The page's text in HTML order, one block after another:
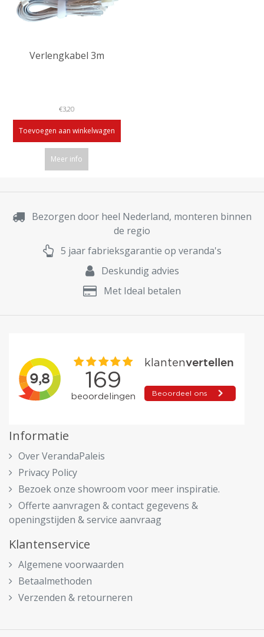
Verlengkabel 3m
€3,20
Toevoegen aan winkelwagen
Meer info
Bezorgen door heel Nederland, monteren binnen
de regio
5 jaar fabrieksgarantie op veranda's
Deskundig advies
Met Ideal betalen
Informatie
Over VerandaPaleis
Privacy Policy
Bezoek onze showroom voor meer inspiratie.
Offerte aanvragen & contact gegevens &
openingstijden & service aanvraag
Klantenservice
Algemene voorwaarden
Betaalmethoden
Verzenden & retourneren